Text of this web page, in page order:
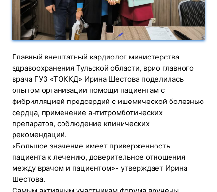
Главный внештатный кардиолог министерства
здравоохранения Тульской области, врио главного
врача ГУЗ «ТОККД» Ирина Шестова поделилась
опытом организации помощи пациентам с
фибрилляцией предсердий с ишемической болезнью
сердца, применение антитромботических
препаратов, соблюдение клинических
рекомендаций.
«Большое значение имеет приверженность
пациента к лечению, доверительное отношения
между врачом и пациентом»- утверждает Ирина
Шестова.